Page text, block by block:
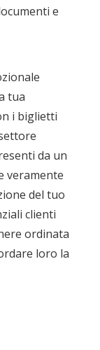
e
tua
i biglietti
da un
veramente
del tuo
clienti
ordinata
loro la